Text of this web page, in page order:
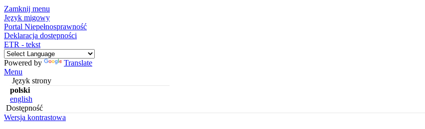
Zamknij menu
Język migowy
Portal Niepełnosprawność
Deklaracja dostępności
ETR - tekst
Powered by
Translate
Menu
Język strony
polski
english
Dostępność
Wersja kontrastowa